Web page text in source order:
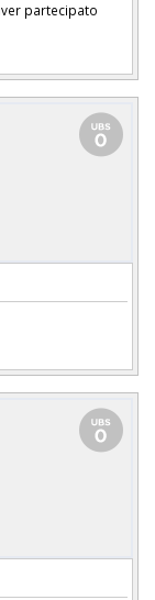
partecipato